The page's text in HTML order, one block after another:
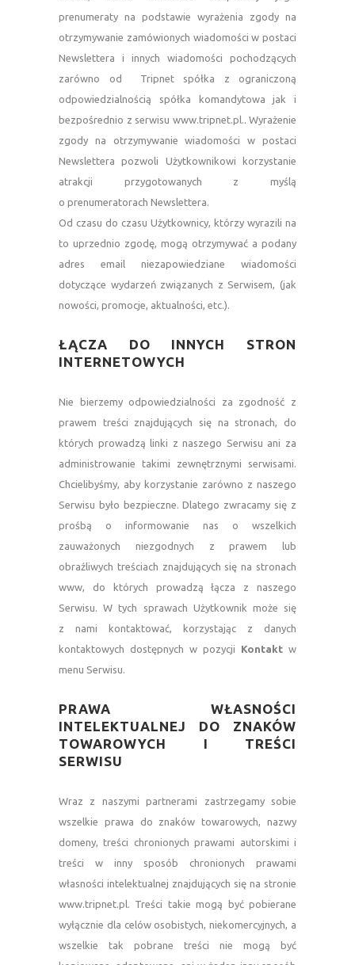
prenumeraty na podstawie wyrażenia zgody na
otrzymywanie zamówionych wiadomości w postaci
Newslettera i innych wiadomości pochodzących
zarówno od Tripnet spółka z ograniczoną
odpowiedzialnością spółka komandytowa jak i
bezpośrednio z serwisu www.tripnet.pl.. Wyrażenie
zgody na otrzymywanie wiadomości w postaci
Newslettera pozwoli Użytkownikowi korzystanie
atrakcji przygotowanych z myślą
o prenumeratorach Newslettera.
Od czasu do czasu Użytkownicy, którzy wyrazili na
to uprzednio zgodę, mogą otrzymywać a podany
adres email niezapowiedziane wiadomości
dotyczące wydarzeń związanych z Serwisem, (jak
nowości, promocje, aktualności, etc.).
ŁĄCZA DO INNYCH STRON
INTERNETOWYCH
Nie bierzemy odpowiedzialności za zgodność z
prawem treści znajdujących się na stronach, do
których prowadzą linki z naszego Serwisu ani za
administrowanie takimi zewnętrznymi serwisami.
Chcielibyśmy, aby korzystanie zarówno z naszego
Serwisu było bezpieczne. Dlatego zwracamy się z
prośbą o informowanie nas o wszelkich
zauważonych niezgodnych z prawem lub
obraźliwych treściach znajdujących się na stronach
www, do których prowadzą łącza z naszego
Serwisu. W tych sprawach Użytkownik może się
z nami kontaktować, korzystając z danych
kontaktowych dostępnych w pozycji Kontakt w
menu Serwisu.
PRAWA WŁASNOŚCI
INTELEKTUALNEJ DO ZNAKÓW
TOWAROWYCH I TREŚCI
SERWISU
Wraz z naszymi partnerami zastrzegamy sobie
wszelkie prawa do znaków towarowych, nazwy
domeny, treści chronionych prawami autorskimi i
treści w inny sposób chronionych prawami
własności intelektualnej znajdujących się na stronie
www.tripnet.pl. Treści takie mogą być pobierane
wyłącznie dla celów osobistych, niekomercyjnych, a
wszelkie tak pobrane treści nie mogą być